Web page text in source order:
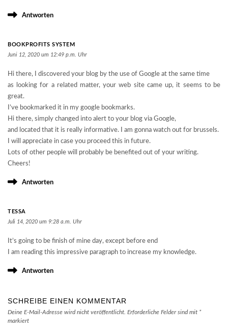
Antworten
BOOKPROFITS SYSTEM
Juni 12, 2020 um 12:49 p.m. Uhr
Hi there, I discovered your blog by the use of Google at the same time
as looking for a related matter, your web site came up, it seems to be
great.
I’ve bookmarked it in my google bookmarks.
Hi there, simply changed into alert to your blog via Google,
and located that it is really informative. I am gonna watch out for brussels.
I will appreciate in case you proceed this in future.
Lots of other people will probably be benefited out of your writing.
Cheers!
Antworten
TESSA
Juli 14, 2020 um 9:28 a.m. Uhr
It’s going to be finish of mine day, except before end
I am reading this impressive paragraph to increase my knowledge.
Antworten
SCHREIBE EINEN KOMMENTAR
Deine E-Mail-Adresse wird nicht veröffentlicht. Erforderliche Felder sind mit *
markiert